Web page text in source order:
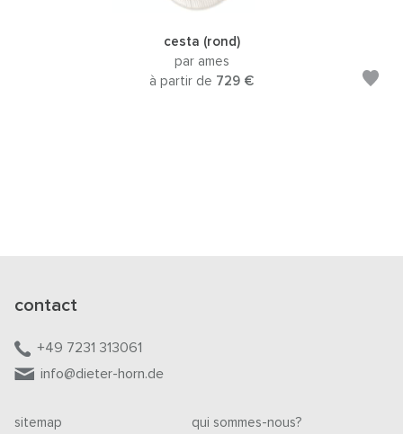
cesta (rond)
par ames
à partir de 729 €
contact
+49 7231 313061
info@dieter-horn.de
sitemap
qui sommes-nous?